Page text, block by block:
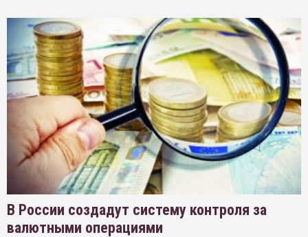
В России создадут систему контроля за
валютными операциями